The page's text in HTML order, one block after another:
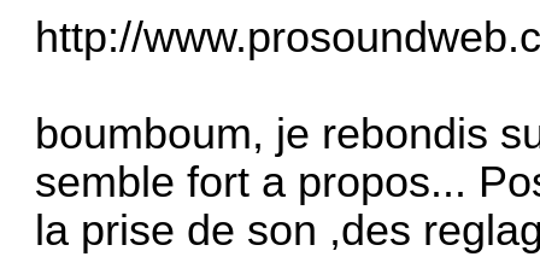
http://
boumboum, je rebondis
semble fort a propos...
la prise de son ,des